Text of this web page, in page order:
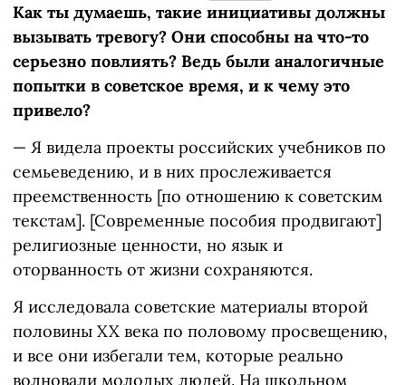
Как ты думаешь, такие инициативы должны
вызывать тревогу? Они способны на что-то
серьезно повлиять? Ведь были аналогичные
попытки в советское время, и к чему это
привело?
— Я видела проекты российских учебников по
семьеведению, и в них прослеживается
преемственность [по отношению к советским
текстам]. [Современные пособия продвигают]
религиозные ценности, но язык и
оторванность от жизни сохраняются.
Я исследовала советские материалы второй
половины XX века по половому просвещению,
и все они избегали тем, которые реально
волновали молодых людей. На школьном